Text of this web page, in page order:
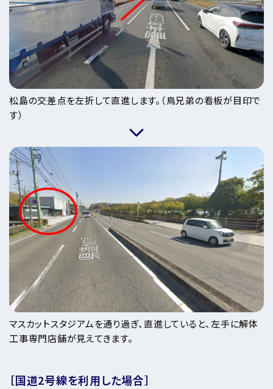
松島の交差点を左折して直進します。（鳥兄弟の看板が目印で
す）
マスカットスタジアムを通り過ぎ、直進していると、左手に解体
工事専門店舗が見えてきます。
［国道2号線を利用した場合］